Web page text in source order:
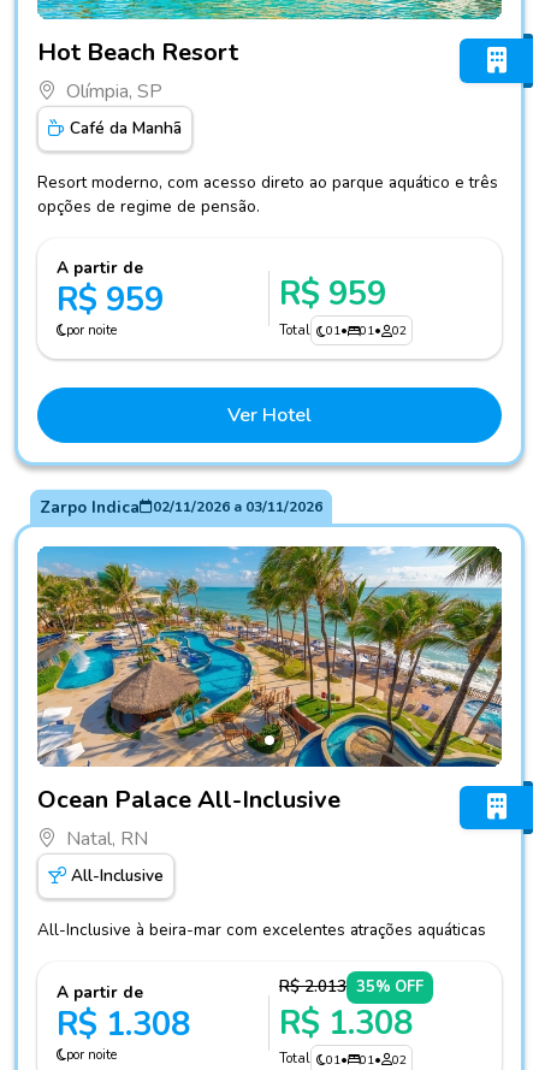
Hot Beach Resort
Olímpia, SP
Café da Manhã
Resort moderno, com acesso direto ao parque aquático e três
opções de regime de pensão.
A partir de
R$ 959
por noite
R$ 959
Total 01• 01• 02
Ver Hotel
Zarpo Indica 02/11/2026a 03/11/2026
Ocean Palace All-Inclusive
Natal, RN
All-Inclusive
All-Inclusive à beira-mar com excelentes atrações aquáticas
A partir de
R$ 1.308
por noite
R$ 2.013 35% OFF
R$ 1.308
Total 01• 01• 02